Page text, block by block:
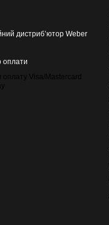
дистрибʼютор Weber
оплати